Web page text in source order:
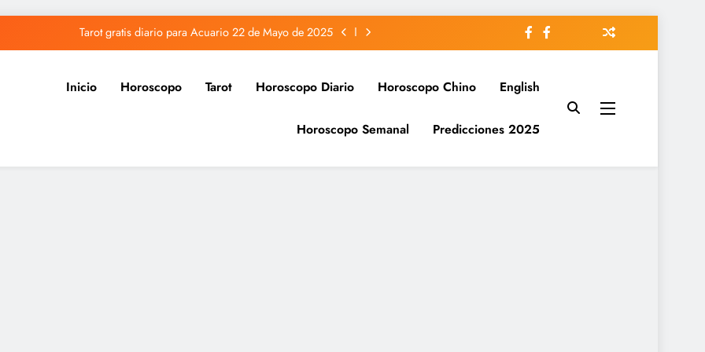
Tarot gratis diario para Acuario 22 de Mayo de 2025
Tarot gratis diario para Sagitario 22 de Mayo de 2025
Tarot gratis diario para Piscis 22 de Mayo de 2025
Tarot gratis diario para Acuario 22 de Mayo de 2025
Inicio Horoscopo Tarot Horoscopo Diario Horoscopo Chino English
Horoscopo Semanal Predicciones 2025